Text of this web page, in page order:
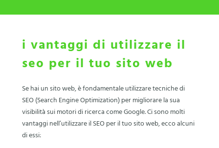
i vantaggi di utilizzare il
seo per il tuo sito web
Se hai un sito web, è fondamentale utilizzare tecniche di
SEO (Search Engine Optimization) per migliorare la sua
visibilità sui motori di ricerca come Google. Ci sono molti
vantaggi nell’utilizzare il SEO per il tuo sito web, ecco alcuni
di essi: